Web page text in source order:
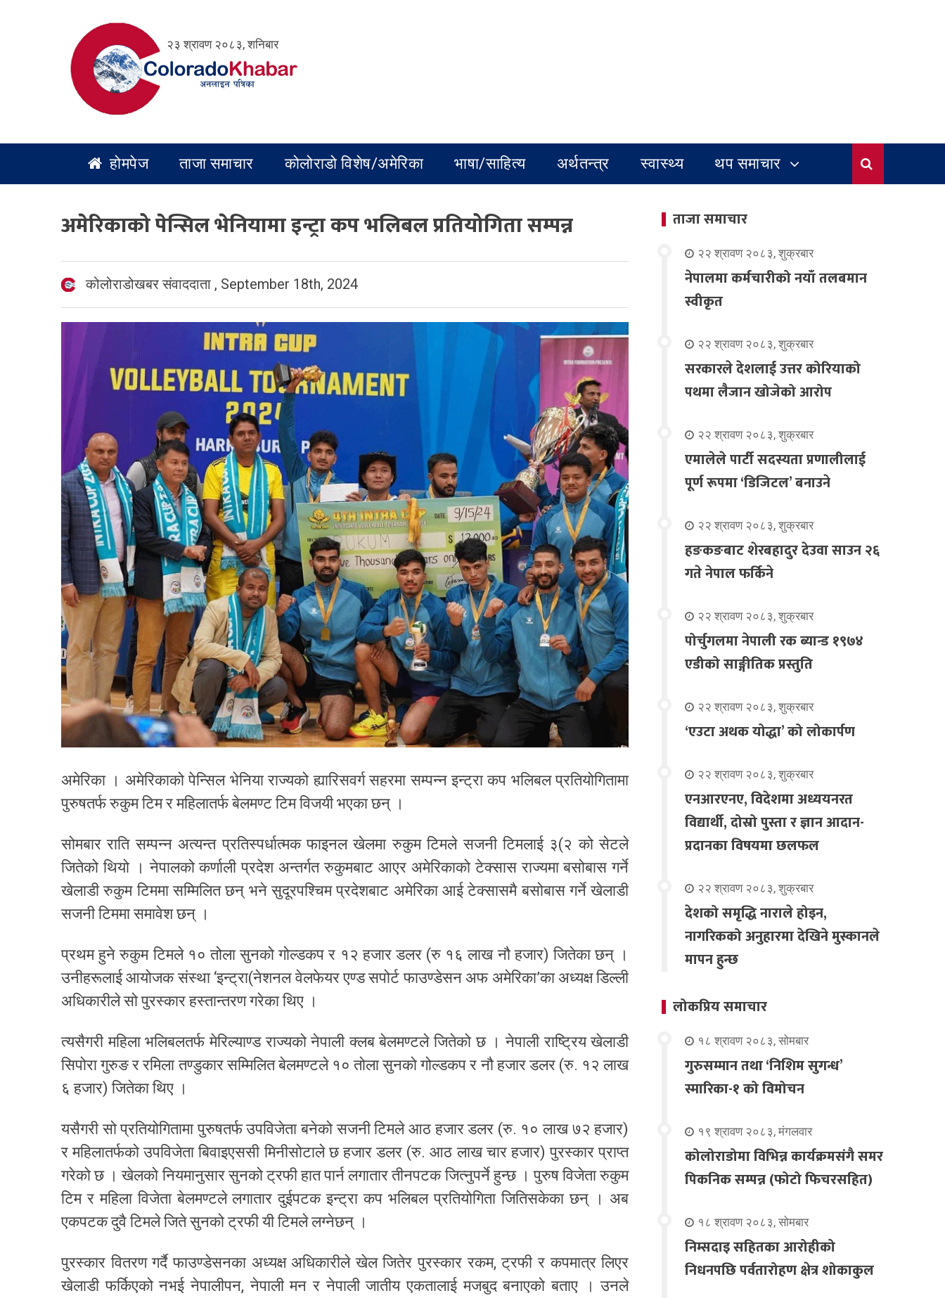
२३ श्रावण २०८३, शनिबार
होमपेज ताजा समाचार कोलोराडो विशेष/अमेरिका भाषा/साहित्य अर्थतन्त्र स्वास्थ्य थप समाचार
अमेरिकाको पेन्सिल भेनियामा इन्ट्रा कप भलिबल प्रतियोगिता सम्पन्न
कोलोराडोखबर संवाददाता , September 18th, 2024
अमेरिका । अमेरिकाको पेन्सिल भेनिया राज्यको ह्यारिसवर्ग सहरमा सम्पन्न इन्ट्रा कप भलिबल प्रतियोगितामा
पुरुषतर्फ रुकुम टिम र महिलातर्फ बेलमण्ट टिम विजयी भएका छन् ।
सोमबार राति सम्पन्न अत्यन्त प्रतिस्पर्धात्मक फाइनल खेलमा रुकुम टिमले सजनी टिमलाई ३(२ को सेटले
जितेको थियो । नेपालको कर्णाली प्रदेश अन्तर्गत रुकुमबाट आएर अमेरिकाको टेक्सास राज्यमा बसोबास गर्ने
खेलाडी रुकुम टिममा सम्मिलित छन् भने सुदूरपश्चिम प्रदेशबाट अमेरिका आई टेक्सासमै बसोबास गर्ने खेलाडी
सजनी टिममा समावेश छन् ।
प्रथम हुने रुकुम टिमले १० तोला सुनको गोल्डकप र १२ हजार डलर (रु १६ लाख नौ हजार) जितेका छन् ।
उनीहरूलाई आयोजक संस्था ‘इन्ट्रा(नेशनल वेलफेयर एण्ड सपोर्ट फाउण्डेसन अफ अमेरिका’का अध्यक्ष डिल्ली
अधिकारीले सो पुरस्कार हस्तान्तरण गरेका थिए ।
त्यसैगरी महिला भलिबलतर्फ मेरिल्याण्ड राज्यको नेपाली क्लब बेलमण्टले जितेको छ । नेपाली राष्ट्रिय खेलाडी
सिपोरा गुरुङ र रमिला तण्डुकार सम्मिलित बेलमण्टले १० तोला सुनको गोल्डकप र नौ हजार डलर (रु. १२ लाख
६ हजार) जितेका थिए ।
यसैगरी सो प्रतियोगितामा पुरुषतर्फ उपविजेता बनेको सजनी टिमले आठ हजार डलर (रु. १० लाख ७२ हजार)
र महिलातर्फको उपविजेता बिवाइएससी मिनीसोटाले छ हजार डलर (रु. आठ लाख चार हजार) पुरस्कार प्राप्त
गरेको छ । खेलको नियमानुसार सुनको ट्रफी हात पार्न लगातार तीनपटक जित्नुपर्ने हुन्छ । पुरुष विजेता रुकुम
टिम र महिला विजेता बेलमण्टले लगातार दुईपटक इन्ट्रा कप भलिबल प्रतियोगिता जितिसकेका छन् । अब
एकपटक दुवै टिमले जिते सुनको ट्रफी यी टिमले लग्नेछन् ।
पुरस्कार वितरण गर्दै फाउण्डेसनका अध्यक्ष अधिकारीले खेल जितेर पुरस्कार रकम, ट्रफी र कपमात्र लिएर
खेलाडी फर्किएको नभई नेपालीपन, नेपाली मन र नेपाली जातीय एकतालाई मजबुद बनाएको बताए । उनले
ताजा समाचार
२२ श्रावण २०८३, शुक्रबार
नेपालमा कर्मचारीको नयाँ तलबमान
स्वीकृत
२२ श्रावण २०८३, शुक्रबार
सरकारले देशलाई उत्तर कोरियाको
पथमा लैजान खोजेको आरोप
२२ श्रावण २०८३, शुक्रबार
एमालेले पार्टी सदस्यता प्रणालीलाई
पूर्ण रूपमा ‘डिजिटल’ बनाउने
२२ श्रावण २०८३, शुक्रबार
हङकङबाट शेरबहादुर देउवा साउन २६
गते नेपाल फर्किने
२२ श्रावण २०८३, शुक्रबार
पोर्चुगलमा नेपाली रक ब्यान्ड १९७४
एडीको साङ्गीतिक प्रस्तुति
२२ श्रावण २०८३, शुक्रबार
‘एउटा अथक योद्धा’ को लोकार्पण
२२ श्रावण २०८३, शुक्रबार
एनआरएनए, विदेशमा अध्ययनरत
विद्यार्थी, दोस्रो पुस्ता र ज्ञान आदान-
प्रदानका विषयमा छलफल
२२ श्रावण २०८३, शुक्रबार
देशको समृद्धि नाराले होइन,
नागरिकको अनुहारमा देखिने मुस्कानले
मापन हुन्छ
लोकप्रिय समाचार
१८ श्रावण २०८३, सोमबार
गुरुसम्मान तथा ‘निशिम सुगन्ध’
स्मारिका-१ को विमोचन
१९ श्रावण २०८३, मंगलवार
कोलोराडोमा विभिन्न कार्यक्रमसंगै समर
पिकनिक सम्पन्न (फोटो फिचरसहित)
१८ श्रावण २०८३, सोमबार
निम्सदाइ सहितका आरोहीको
निधनपछि पर्वतारोहण क्षेत्र शोकाकुल